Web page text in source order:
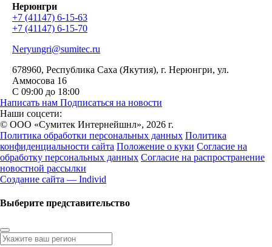
Нерюнгри
+7 (41147) 6-15-63
+7 (41147) 6-15-70
Neryungri@sumitec.ru
678960, Республика Саха (Якутия), г. Нерюнгри, ул.
Аммосова 16
С 09:00 до 18:00
Написать нам Подписаться на новости
Наши соцсети:
© ООО «Сумитек Интернейшнл», 2026 г.
Политика обработки персональных данных Политика
конфиденциальности сайта Положение о куки Согласие на
обработку персональных данных Согласие на распространение
новостной рассылки
Создание сайта — Individ
Выберите представительство